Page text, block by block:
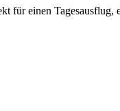
für einen